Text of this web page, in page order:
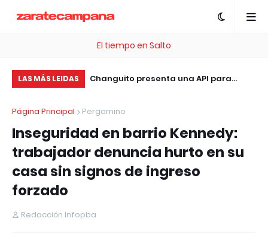
El tiempo en Salto
LAS MÁS LEIDAS
esta plataforma te
Changuito presenta una API para
y tiendas online sin costo
Página Principal
Pergamino
Inseguridad en barrio Kennedy:
trabajador denuncia hurto en su
casa sin signos de ingreso
forzado
Redacción Infopba